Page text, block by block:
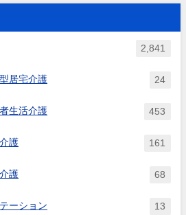
2,841
居宅介護 24
生活介護 453
護 161
護 68
ーション 13